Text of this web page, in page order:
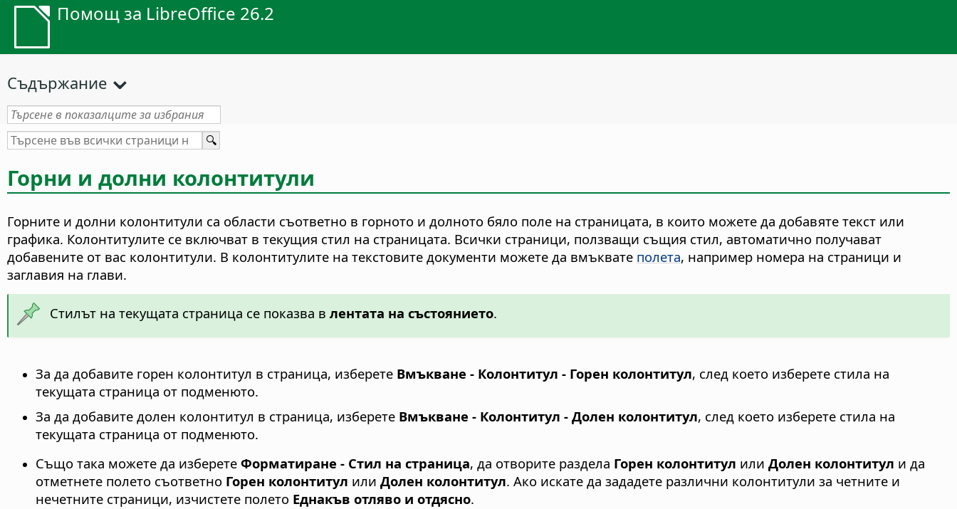
Помощ за LibreOffice 26.2
Съдържание
Горни и долни колонтитули
Горните и долни колонтитули са области съответно в горното и долното бяло поле на страницата, в които можете да добавяте текст или
графика. Колонтитулите се включват в текущия стил на страницата. Всички страници, ползващи същия стил, автоматично получават
добавените от вас колонтитули. В колонтитулите на текстовите документи можете да вмъквате полета, например номера на страници и
заглавия на глави.
Стилът на текущата страница се показва в лентата на състоянието.
За да добавите горен колонтитул в страница, изберете Вмъкване - Колонтитул - Горен колонтитул, след което изберете стила на
текущата страница от подменюто.
За да добавите долен колонтитул в страница, изберете Вмъкване - Колонтитул - Долен колонтитул, след което изберете стила на
текущата страница от подменюто.
Също така можете да изберете Форматиране - Стил на страница, да отворите раздела Горен колонтитул или Долен колонтитул и да
отметнете полето съответно Горен колонтитул или Долен колонтитул. Ако искате да зададете различни колонтитули за четните и
нечетните страници, изчистете полето Еднакъв отляво и отдясно.